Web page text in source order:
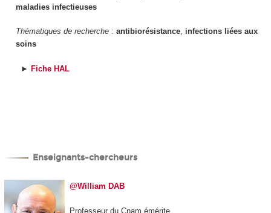
maladies infectieuses
Thématiques de recherche : antibiorésistance, infections liées aux
soins
► Fiche HAL
Enseignants-chercheurs
@William DAB
Professeur du Cnam émérite